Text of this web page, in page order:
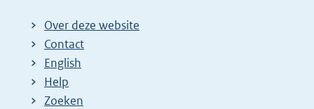
Over deze website
Contact
English
Help
Zoeken